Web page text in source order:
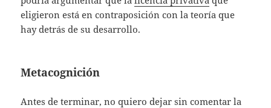
eligieron está en contraposición con la teoría que
hay detrás de su desarrollo.
Metacognición
Antes de terminar, no quiero dejar sin comentar la